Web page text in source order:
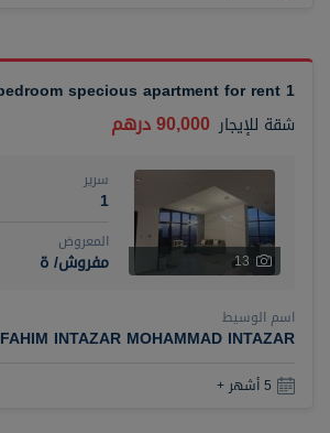
1 bedroom specious apartment for rent
شقة للإيجار 90,000 درهم
13
سرير
1
المعروض
مفروش/ ة
اسم الوسيط
FAHIM INTAZAR MOHAMMAD INTAZAR
5 أشهر +